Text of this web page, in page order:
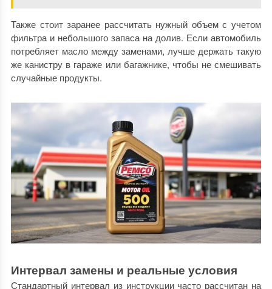
Также стоит заранее рассчитать нужный объем с учетом
фильтра и небольшого запаса на долив. Если автомобиль
потребляет масло между заменами, лучше держать такую
же канистру в гараже или багажнике, чтобы не смешивать
случайные продукты.
Интервал замены и реальные условия
Стандартный интервал из инструкции часто рассчитан на